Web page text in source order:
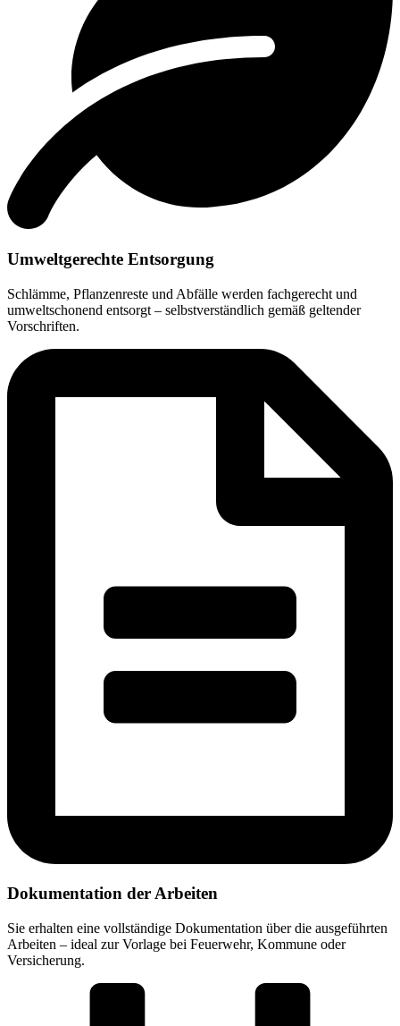
Umweltgerechte Entsorgung
Schlämme, Pflanzenreste und Abfälle werden fachgerecht und
umweltschonend entsorgt – selbstverständlich gemäß geltender
Vorschriften.
Dokumentation der Arbeiten
Sie erhalten eine vollständige Dokumentation über die ausgeführten
Arbeiten – ideal zur Vorlage bei Feuerwehr, Kommune oder
Versicherung.